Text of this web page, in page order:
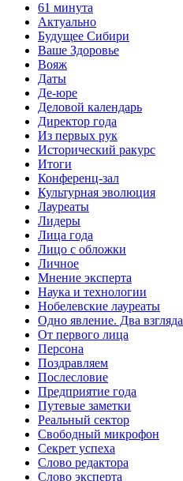
61 минута
Актуально
Будущее Сибири
Ваше Здоровье
Вояж
Даты
Де-юре
Деловой календарь
Директор года
Из первых рук
Исторический ракурс
Итоги
Конференц-зал
Культурная эволюция
Лауреаты
Лидеры
Лица года
Лицо с обложки
Личное
Мнение эксперта
Наука и технологии
Нобелевские лауреаты
Одно явление. Два взгляда
От первого лица
Персона
Поздравляем
Послесловие
Предприятие года
Путевые заметки
Реальный сектор
Свободный микрофон
Секрет успеха
Слово редактора
Слово эксперта